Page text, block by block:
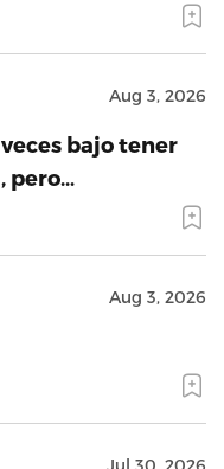
Aug 3, 2026
bajo tener
pero…
Aug 3, 2026
Jul 30, 2026